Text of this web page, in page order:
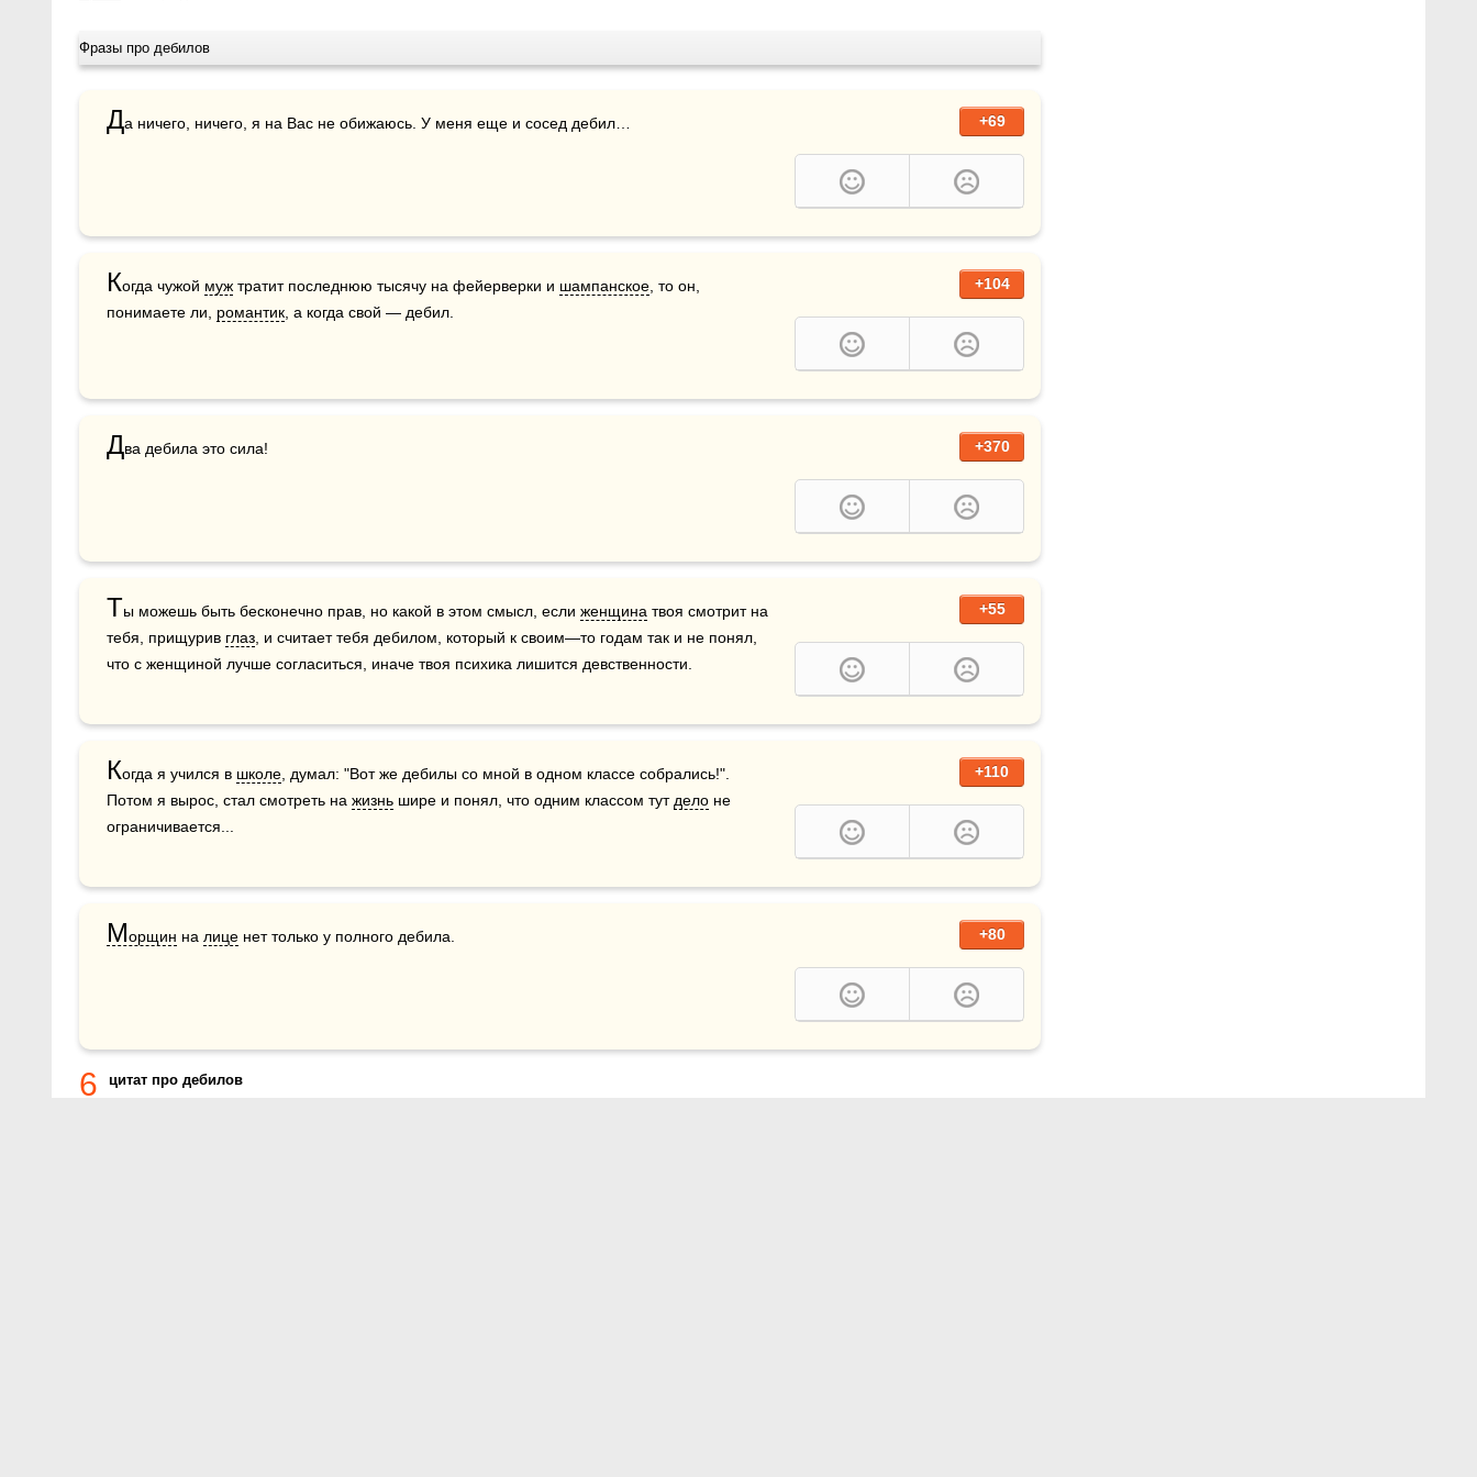
Фразы про дебилов
+69
Да ничего, ничего, я на Вас не обижаюсь. У меня еще и сосед дебил…
+104
Когда чужой муж тратит последнюю тысячу на фейерверки и шампанское , то он,
понимаете ли, романтик , а когда свой — дебил.
+370
Два дебила это сила!
+55
Ты можешь быть бесконечно прав, но какой в этом смысл, если женщина твоя смотрит на
тебя, прищурив глаз , и считает тебя дебилом, который к своим—то годам так и не понял,
что с женщиной лучше согласиться, иначе твоя психика лишится девственности.
+110
Когда я учился в школе , думал: "Вот же дебилы со мной в одном классе собрались!".
Потом я вырос, стал смотреть на жизнь шире и понял, что одним классом тут дело не
ограничивается...
+80
Морщин на лице нет только у полного дебила.
6 цитат про дебилов